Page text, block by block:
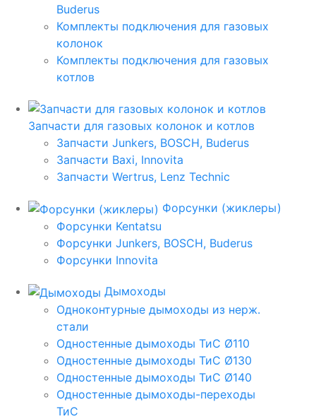
Buderus
Комплекты подключения для газовых
колонок
Комплекты подключения для газовых
котлов
Запчасти для газовых колонок и котлов
Запчасти Junkers, BOSCH, Buderus
Запчасти Baxi, Innovita
Запчасти Wertrus, Lenz Technic
Форсунки (жиклеры)
Форсунки Kentatsu
Форсунки Junkers, BOSCH, Buderus
Форсунки Innovita
Дымоходы
Одноконтурные дымоходы из нерж.
стали
Одностенные дымоходы ТиС Ø110
Одностенные дымоходы ТиС Ø130
Одностенные дымоходы ТиС Ø140
Одностенные дымоходы-переходы
ТиС